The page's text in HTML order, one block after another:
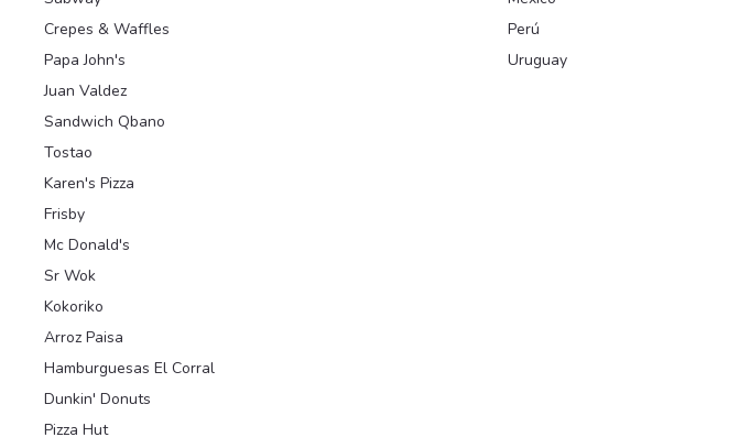
Crepes & Waffles
Papa John's
Juan Valdez
Sandwich Qbano
Tostao
Karen's Pizza
Frisby
Mc Donald's
Sr Wok
Kokoriko
Arroz Paisa
Hamburguesas El Corral
Dunkin' Donuts
Pizza Hut
Perú
Uruguay